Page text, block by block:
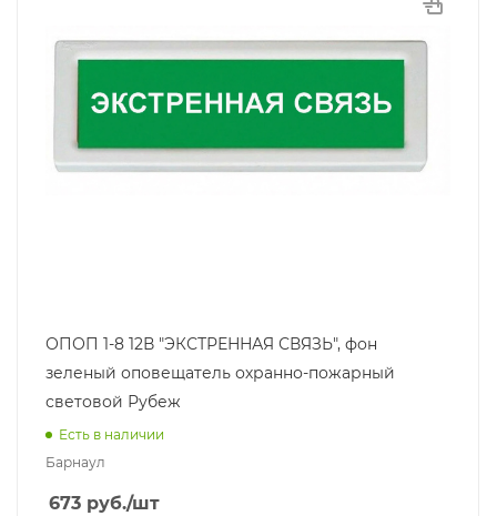
ОПОП 1-8 12В "ЭКСТРЕННАЯ СВЯЗЬ", фон
зеленый оповещатель охранно-пожарный
световой Рубеж
Есть в наличии
Барнаул
673 руб./шт